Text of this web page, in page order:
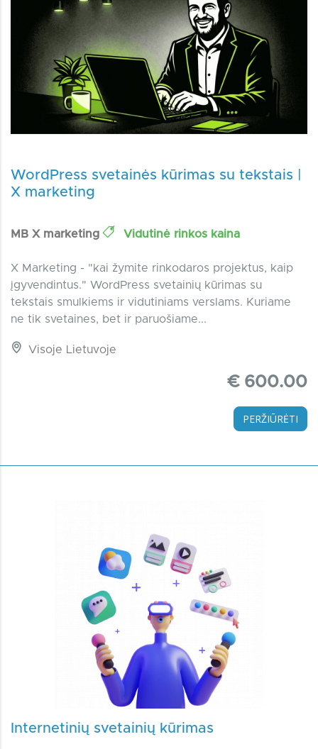
WordPress svetainės kūrimas su tekstais |
X marketing
MB X marketing Vidutinė rinkos kaina
X Marketing - "kai žymite rinkodaros projektus, kaip
įgyvendintus." WordPress svetainių kūrimas su
tekstais smulkiems ir vidutiniams verslams. Kuriame
ne tik svetaines, bet ir paruošiame...
Visoje Lietuvoje
€ 600.00
PERŽIŪRĖTI
Internetinių svetainių kūrimas